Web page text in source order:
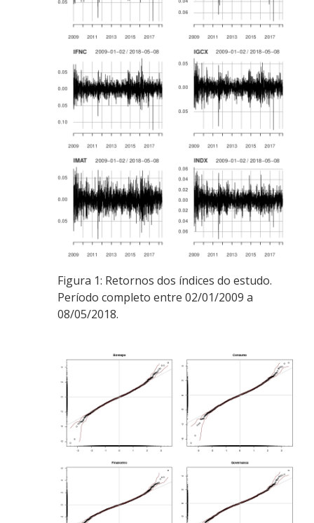
Figura 1: Retornos dos índices do estudo.
Período completo entre 02/01/2009 a
08/05/2018.